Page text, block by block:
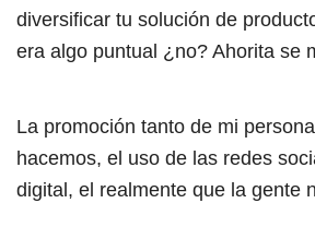
diversificar tu solución de
era algo puntual ¿no? Ahorita se
La promoción tanto de mi
hacemos, el uso de las redes
digital, el realmente que la gente